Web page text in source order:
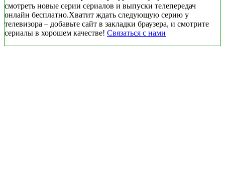
смотреть новые серии сериалов и выпуски телепередач
онлайн бесплатно.Хватит ждать следующую серию у
телевизора – добавьте сайт в закладки браузера, и смотрите
сериалы в хорошем качестве! Связаться с нами